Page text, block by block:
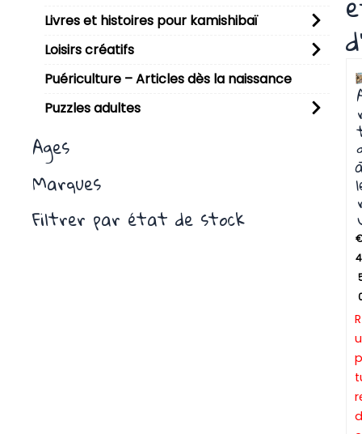
Livres et histoires pour kamishibaï
Loisirs créatifs
Puériculture – Articles dès la naissance
Puzzles adultes
Ages
Marques
Filtrer par état de stock
R
u
p
d